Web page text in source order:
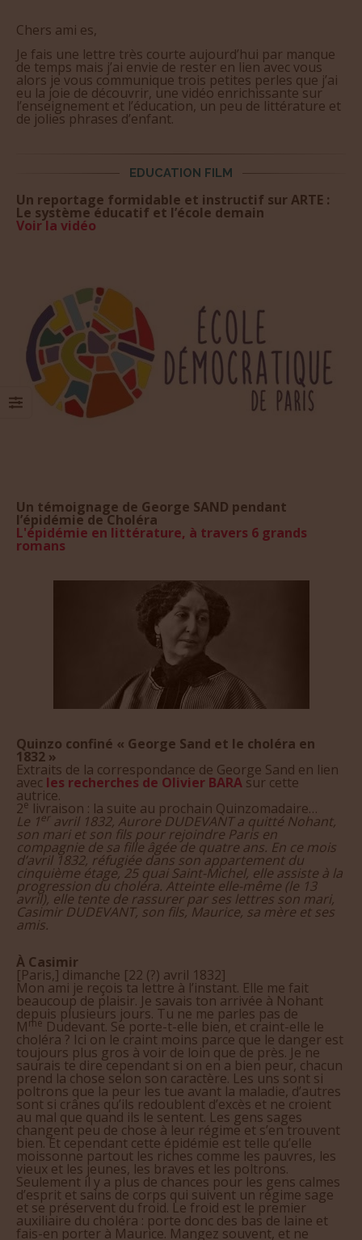
Je fais une lettre très courte aujourd’hui par manque
de temps mais j’ai envie de rester en lien avec vous
alors je vous communique trois petites perles que j’ai
eu la joie de découvrir, une vidéo enrichissante sur
l’enseignement et l’éducation, un peu de littérature et
de jolies phrases d’enfant.
EDUCATION FILM
Un reportage formidable et instructif sur ARTE :
Le système éducatif et l’école demain
Voir la vidéo
l’épidémie de Choléra
L'épidémie en littérature, à travers 6 grands
romans
1832 »
Extraits de la correspondance de George Sand en lien
avecles recherches de Olivier BARAsur cette
autrice.
2elivraison : la suite au prochain Quinzomadaire…
Le 1 eravril 1832, Aurore DUDEVANT a quitté Nohant,
son mari et son fils pour rejoindre Paris en
compagnie de sa fille âgée de quatre ans. En ce mois
d’avril 1832, réfugiée dans son appartement du
cinquième étage, 25 quai Saint-Michel, elle assiste à la
progression du choléra. Atteinte elle-même (le 13
avril), elle tente de rassurer par ses lettres son mari,
Casimir DUDEVANT, son fils, Maurice, sa mère et ses
amis.
[Paris,] dimanche [22 (?) avril 1832]
Mon ami je reçois ta lettre à l’instant. Elle me fait
beaucoup de plaisir. Je savais ton arrivée à Nohant
depuis plusieurs jours. Tu ne me parles pas de
MmeDudevant. Se porte-t-elle bien, et craint-elle le
choléra ? Ici on le craint moins parce que le danger est
toujours plus gros à voir de loin que de près. Je ne
saurais te dire cependant si on en a bien peur, chacun
prend la chose selon son caractère. Les uns sont si
poltrons que la peur les tue avant la maladie, d’autres
sont si crânes qu’ils redoublent d’excès et ne croient
au mal que quand ils le sentent. Les gens sages
changent peu de chose à leur régime et s’en trouvent
bien. Et cependant cette épidémie est telle qu’elle
moissonne partout les riches comme les pauvres, les
vieux et les jeunes, les braves et les poltrons.
Seulement il y a plus de chances pour les gens calmes
d’esprit et sains de corps qui suivent un régime sage
et se préservent du froid. Le froid est le premier
auxiliaire du choléra : porte donc des bas de laine et
fais-en porter à Maurice. Mangez souvent, et ne
laissez pas vos estomacs s’affaiblir. Buvez de bon vin,